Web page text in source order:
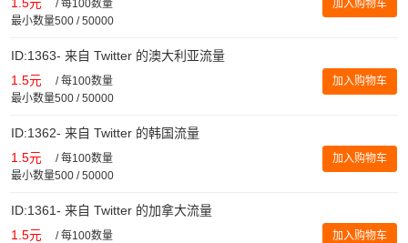
1.5元 / 每100数量
最小数量500 / 50000
加入购物车
ID:1363- 来自 Twitter 的澳大利亚流量
1.5元 /每100数量
最小数量500 / 50000
加入购物车
ID:1362- 来自 Twitter 的韩国流量
1.5元 /每100数量
最小数量500 / 50000
加入购物车
ID:1361- 来自 Twitter 的加拿大流量
1.5元 /每100数量
加入购物车